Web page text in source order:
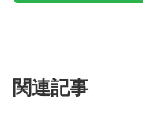
関連記事